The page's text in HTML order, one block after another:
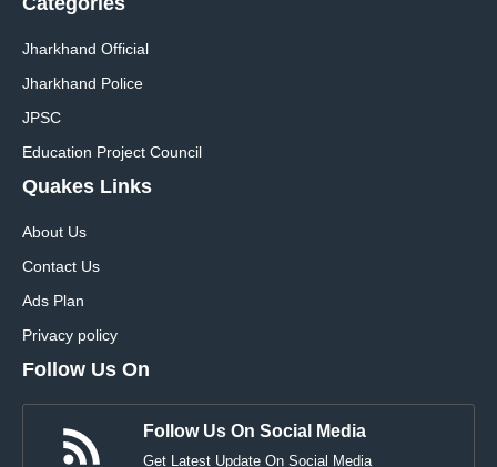
Jharkhand Official
Jharkhand Police
JPSC
Education Project Council
Quakes Links
About Us
Contact Us
Ads Plan
Privacy policy
Follow Us On
Follow Us On Social Media
Get Latest Update On Social Media